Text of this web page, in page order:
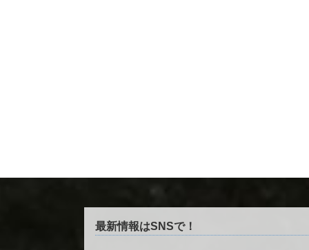
最新情報はSNSで！